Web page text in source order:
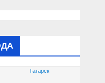
Татарск